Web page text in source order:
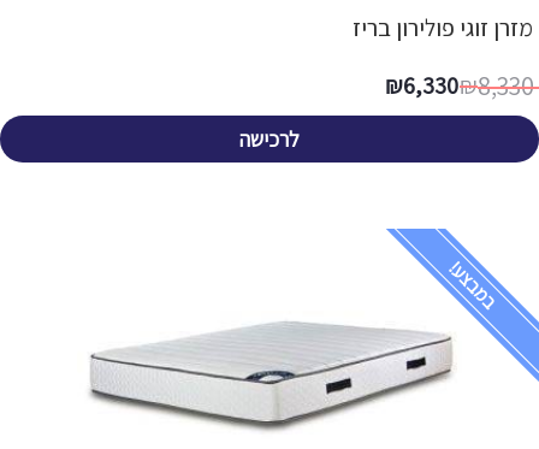
מזרן זוגי פולירון בריז
8,330
₪
6,330
₪
לרכישה
במבצע!